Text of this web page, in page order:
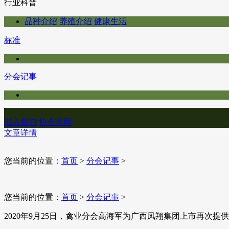
行业科普
品种介绍 养殖介绍 健康生活
标准
分会记事
加入我们 协会官网
文章详情
您当前的位置： 首页 > 分会记事 >
您当前的位置： 首页 > 分会记事 >
2020年9月25日，禽业分会高海军为广西凤翔集团上市再次提